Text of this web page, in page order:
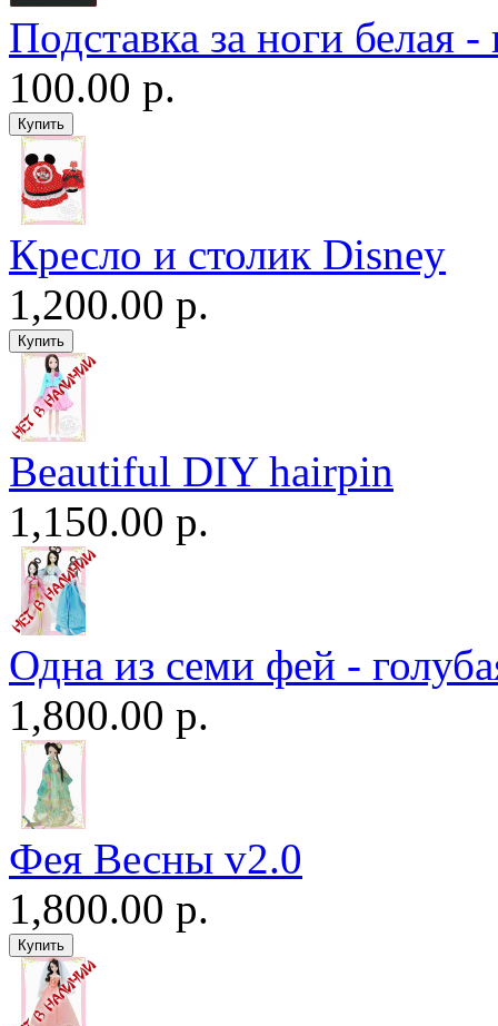
Подставка за ноги белая
100.00 р.
Кресло и столик Disney
1,200.00 р.
Beautiful DIY hairpin
1,150.00 р.
Одна из семи фей -
1,800.00 р.
Фея Весны v2.0
1,800.00 р.